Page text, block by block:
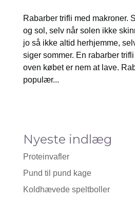
Rabarber trifli med makroner.
og sol, selv når solen ikke
jo så ikke altid herhjemme,
siger sommer. En rabarber
oven købet er nem at lave.
populær...
Nyeste indlæg
Proteinvafler
Pund til pund kage
Koldhævede speltboller